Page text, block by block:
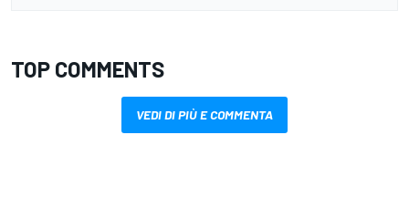
TOP COMMENTS
VEDI DI PIÙ E COMMENTA